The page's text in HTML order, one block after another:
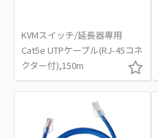
KVMスイッチ/延長器専用
Cat5e UTPケーブル(RJ-45コネ
クター付),150m